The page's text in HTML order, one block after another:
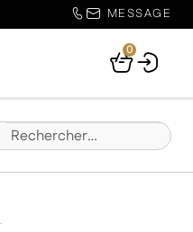
MESSAGE
Your
0
Chercher: